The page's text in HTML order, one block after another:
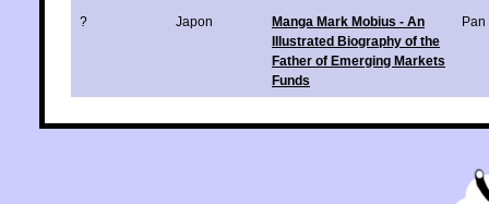
? Japon
Manga Mark Mobius - An
Illustrated Biography of the
Father of Emerging Markets
Funds